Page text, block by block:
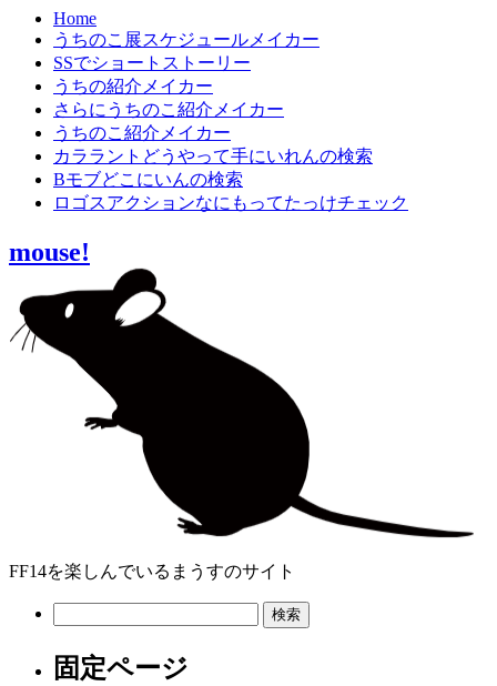
Home
うちのこ展スケジュールメイカー
SSでショートストーリー
うちの紹介メイカー
さらにうちのこ紹介メイカー
うちのこ紹介メイカー
カララントどうやって手にいれんの検索
Bモブどこにいんの検索
ロゴスアクションなにもってたっけチェック
mouse!
FF14を楽しんでいるまうすのサイト
固定ページ